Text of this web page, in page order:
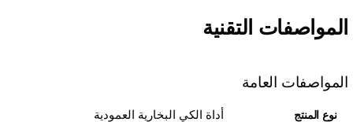
المواصفات التقنية
المواصفات العامة
نوع المنتج أداة الكي البخارية العمودية